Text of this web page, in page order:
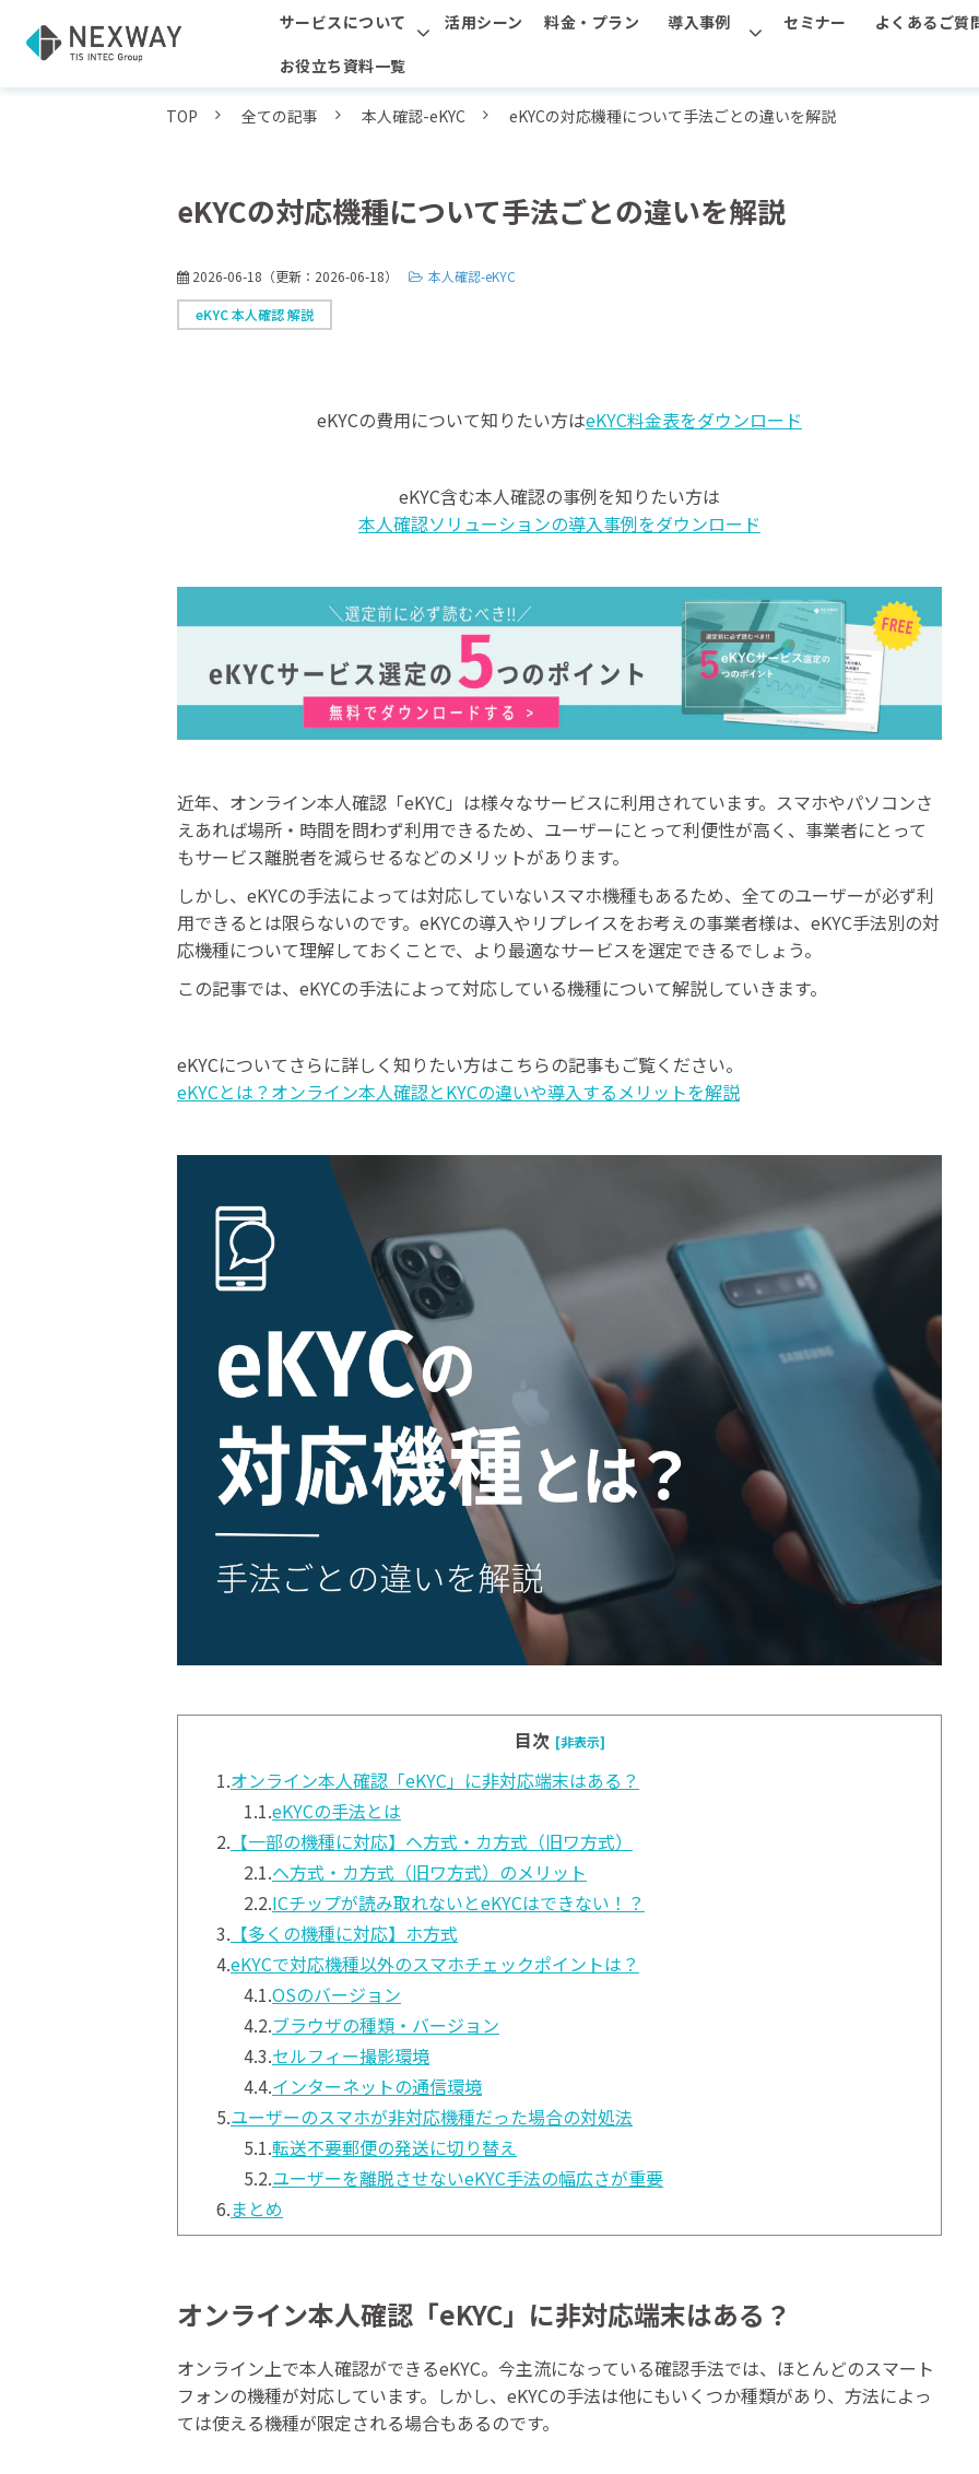
サービスについて 活用シーン 料金・プラン 導入事例 セミナー
よくあるご質
お役立ち資料一覧
TOP 全ての記事 本人確認-eKYC eKYCの対応機種について手法ごとの違いを解説
eKYCの対応機種について手法ごとの違いを解説
2026-06-18 （更新： 2026-06-18） 本人確認-eKYC
eKYC 本人確認 解説
eKYCの費用について知りたい方はeKYC料金表をダウンロード
eKYC含む本人確認の事例を知りたい方は
本人確認ソリューションの導入事例をダウンロード
近年、オンライン本人確認「eKYC」は様々なサービスに利用されています。スマホやパソコンさ
えあれば場所・時間を問わず利用できるため、ユーザーにとって利便性が高く、事業者にとって
もサービス離脱者を減らせるなどのメリットがあります。
しかし、eKYCの手法によっては対応していないスマホ機種もあるため、全てのユーザーが必ず利
用できるとは限らないのです。eKYCの導入やリプレイスをお考えの事業者様は、eKYC手法別の対
応機種について理解しておくことで、より最適なサービスを選定できるでしょう。
この記事では、eKYCの手法によって対応している機種について解説していきます。
eKYCについてさらに詳しく知りたい方はこちらの記事もご覧ください。
eKYCとは？オンライン本人確認とKYCの違いや導入するメリットを解説
目次 [非表示]
1.オンライン本人確認「eKYC」に非対応端末はある？
1.1.eKYCの手法とは
2. 【一部の機種に対応】ヘ方式・カ方式（旧ワ方式）
2.1.ヘ方式・カ方式（旧ワ方式）のメリット
2.2.ICチップが読み取れないとeKYCはできない！？
3. 【多くの機種に対応】ホ方式
4.eKYCで対応機種以外のスマホチェックポイントは？
4.1.OSのバージョン
4.2.ブラウザの種類・バージョン
4.3.セルフィー撮影環境
4.4.インターネットの通信環境
5.ユーザーのスマホが非対応機種だった場合の対処法
5.1.転送不要郵便の発送に切り替え
5.2.ユーザーを離脱させないeKYC手法の幅広さが重要
6.まとめ
オンライン本人確認「eKYC」に非対応端末はある？
オンライン上で本人確認ができるeKYC。今主流になっている確認手法では、ほとんどのスマート
フォンの機種が対応しています。しかし、eKYCの手法は他にもいくつか種類があり、方法によっ
ては使える機種が限定される場合もあるのです。